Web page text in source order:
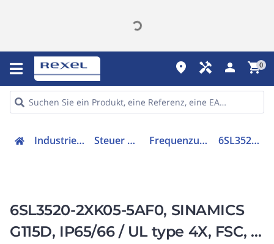
place handyman person shopping_cart0
Industriekomponenten Steuer & Regelgeräte Frequenzumrichter =< 1 kV 6SL35202XK055AF0
6SL3520-2XK05-5AF0, SINAMICS
G115D, IP65/66 / UL type 4X, FSC, 3